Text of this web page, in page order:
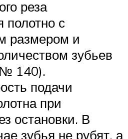
реза
полотно с
размером и
зубьев
№ 140).
подачи
при
остановки. В
зубья не рубят, а